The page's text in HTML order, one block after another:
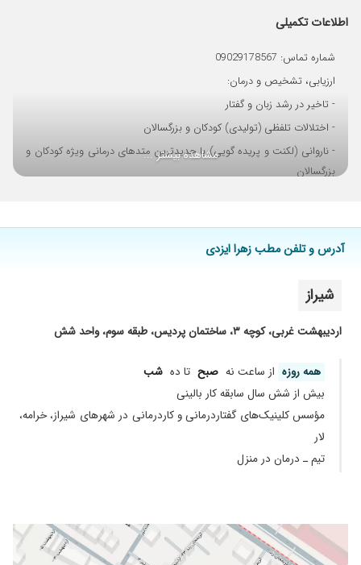
اطلاعات تکمیلی
شماره تماس: 09029178567
ارزیابی، تشخیص و درمان:
- تاخیر در رشد زبان و گفتار
- اختلالات تلفظی (تولیدی) کودکان و بزرگسالان
- ناروانی (لکنت و پریده گویی) با جدیدترین متدهای درمانی ویژه کودکان و
بزرگسالان
- اختلالات صوت و حنجره
- اختلالات یادگیری کودکان دوران مدرسه
– خدمات دیگر مرکز:
- نوروفیدبک و بیوفیدبک
مشاهده بیشتر ...
آدرس و تلفن مطب زهرا ایزدی
شیراز
اردیبهشت غربی، کوچه ۳، ساختمان پردیس، طبقه سوم، واحد شش
همه روزه از ساعت نه صبح تا ده شب
بیش از شش سال سابقه کار بالینی
مؤسس کلینیک‌های گفتاردرمانی و کاردرمانی در شهر‌های شیراز، خرامه،
لار
تیم ـ درمان در منزل